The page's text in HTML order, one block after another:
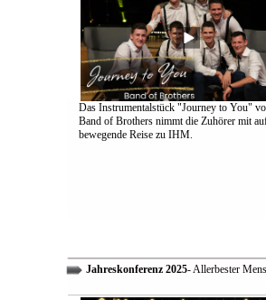
Das Instrumentalstück "Journey to You"
Band of Brothers nimmt die Zuhörer mit
bewegende Reise zu IHM.
Jahreskonferenz 2025- Allerbester